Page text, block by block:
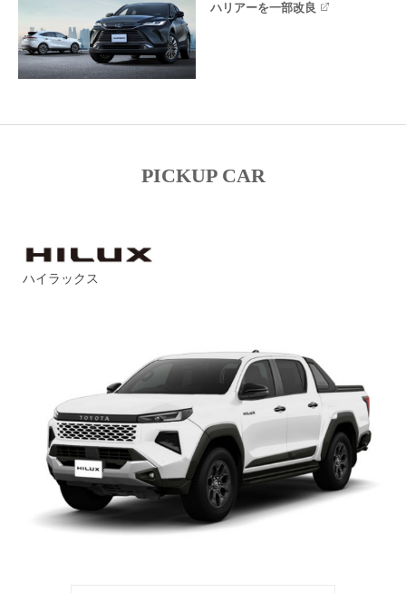
ハリアーを一部改良
PICKUP CAR
ハイラックス